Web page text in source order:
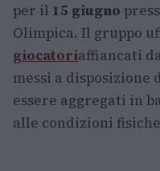
per il 15 giugno
Olimpica. Il gruppo
giocatoriaffiancati
messi a disposizione
essere aggregati in
alle condizioni